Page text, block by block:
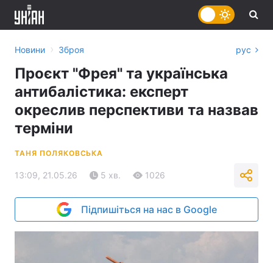
Новини › Зброя рус
Проєкт "Фрея" та українська
антибалістика: експерт
окреслив перспективи та назвав
терміни
ТАНЯ ПОЛЯКОВСЬКА
13:09, 21.05.26 5 хв. 1026
Підпишіться на нас в Google